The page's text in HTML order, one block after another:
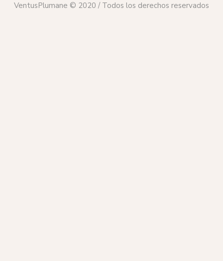
VentusPlumane © 2020 / Todos los derechos reservados